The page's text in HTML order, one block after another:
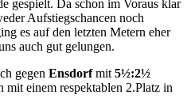
gespielt. Da schon im Voraus klar
Aufstiegschancen noch
es auf den letzten Metern eher
auch gut gelungen.
gegen Ensdorfmit 5½:2½
mit einem respektablen 2.Platz in